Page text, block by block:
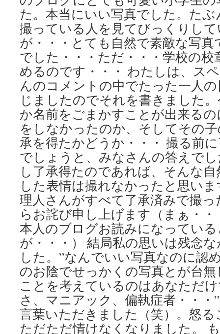
た。本当にいい写真でした。た
撮っている人を見てびっくりし
が・・・とても自然で素敵な写真
でした・・・ただ・・・学校の校
めるのです・・・ わたしは、ス
んのコメントの中でたった一人
じましたのでそれを書きました
か名前をごまかすことが出来る
をしなかったのか、そしてその
承を得たかどうか・・・ 撮る前
でしょうと、みなさんの答えで
し了承得たのであれば、そんな
した表情は撮れなかったと思い
理人さんがすべて了承済みで撮
らお詫び申し上げます（まぁ・
本人のブログお読みになってい
が・・・） 結局私の思いは残念
した。”なんでいい写真なのに認
のお陰でせっかくの写真とが台
ことを考えているのはあなただ
さ、マニアック、偏執症者・・
言葉いただきました（笑）。怒
ただただ情けなくなりました。